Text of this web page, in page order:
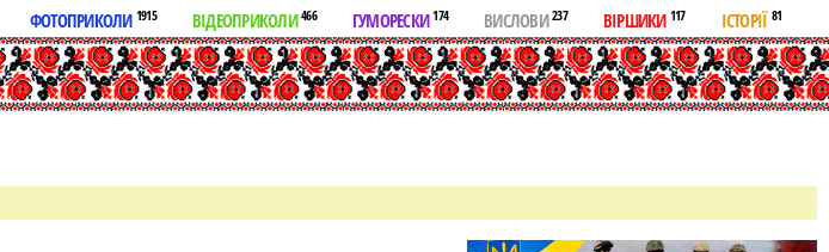
ФОТОПРИКОЛИ 1915 ВІДЕОПРИКОЛИ466 ГУМОРЕСКИ174 ВИСЛОВИ237 ВІРШИКИ 117 ІСТОРІЇ 81